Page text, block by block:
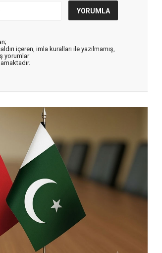
içeren, imla kuralları ile yazılmamış,
yorumlar